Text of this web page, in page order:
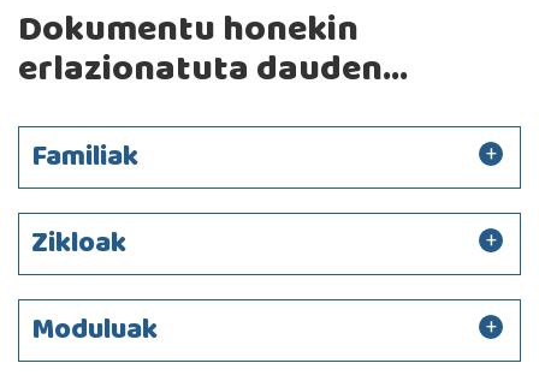
Dokumentu honekin
erlazionatuta dauden...
Familiak
Zikloak
Moduluak